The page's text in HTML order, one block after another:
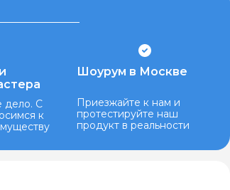
дело. С
к
Шоурум в Москве
Приезжайте к нам и
протестируйте наш
продукт в реальности